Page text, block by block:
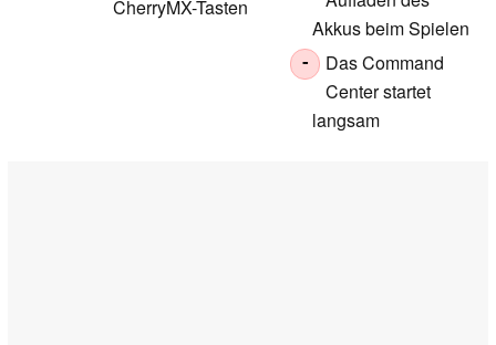
CherryMX-Tasten
Akkus beim Spielen
-
Das Command
Center startet
langsam